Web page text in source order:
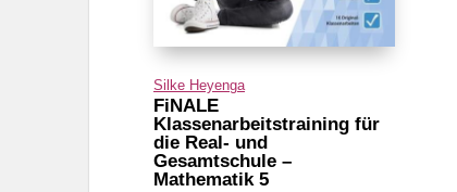
Silke Heyenga
FiNALE
Klassenarbeitstraining für
die Real- und
Gesamtschule –
Mathematik 5